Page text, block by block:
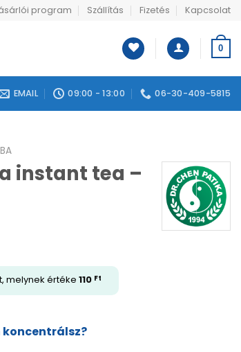
program Szállítás Fizetés Kapcsolat
0
EMAIL 09:00 - 13:00 06-30-409-5815
instant tea –
melynek értéke 110 Ft
koncentrálsz?